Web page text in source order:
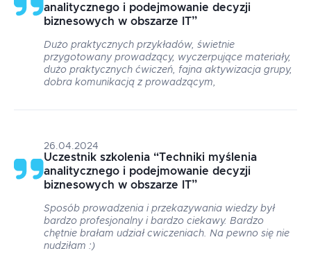
analitycznego i podejmowanie decyzji
biznesowych w obszarze IT”
Dużo praktycznych przykładów, świetnie
przygotowany prowadzący, wyczerpujące materiały,
dużo praktycznych ćwiczeń, fajna aktywizacja grupy,
dobra komunikacją z prowadzącym,
26.04.2024
Uczestnik szkolenia “Techniki myślenia
analitycznego i podejmowanie decyzji
biznesowych w obszarze IT”
Sposób prowadzenia i przekazywania wiedzy był
bardzo profesjonalny i bardzo ciekawy. Bardzo
chętnie brałam udział cwiczeniach. Na pewno się nie
nudziłam :)